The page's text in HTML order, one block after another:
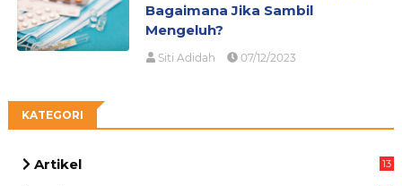
Bagaimana Jika Sambil
Mengeluh?
Siti Adidah 07/12/2023
KATEGORI
Artikel
13